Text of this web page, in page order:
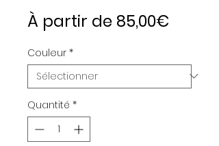
À partir de 85,00€
Couleur *
Quantité *